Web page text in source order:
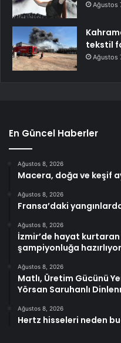
Ağustos
tekstil
Ağustos
En Güncel Haberler
Ağustos 8, 2026
Macera, doğa ve keşif
Ağustos 8, 2026
Fransa’daki
Ağustos 8, 2026
İzmir’de hayat kurtaran
şampiyonluğa hazırlıyor
Ağustos 8, 2026
Matlı, Üretim Gücünü
Yörsan Saruhanlı
Ağustos 8, 2026
Hertz hisseleri neden